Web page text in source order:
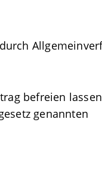
befreien
genannten